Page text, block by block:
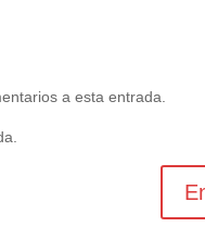
a esta entrada.